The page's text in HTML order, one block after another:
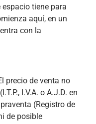
tiene para
aquí, en un
con la
precio de venta no
I.V.A. o A.J.D. en
(Registro de
de posible